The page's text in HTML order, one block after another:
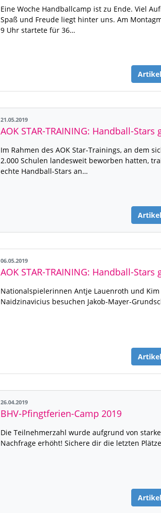
Eine Woche Handballcamp ist zu Ende. Viel
Spaß und Freude liegt hinter uns. Am
9 Uhr startete für 36…
21.05.2019
Im Rahmen des AOK Star-Trainings, an dem
2.000 Schulen landesweit beworben hatten,
echte Handball-Stars an…
06.05.2019
Nationalspielerinnen Antje Lauenroth und Kim
Naidzinavicius besuchen Jakob-Mayer-
26.04.2019
BHV-Pfingtferien-Camp 2019
Die Teilnehmerzahl wurde aufgrund von
Nachfrage erhöht! Sichere dir die letzten